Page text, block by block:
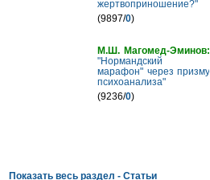
жертвоприношение?"
(9897/0)
М.Ш. Магомед-Эминов:
"Нормандский
марафон" через призму
психоанализа"
(9236/0)
Показать весь раздел - Статьи